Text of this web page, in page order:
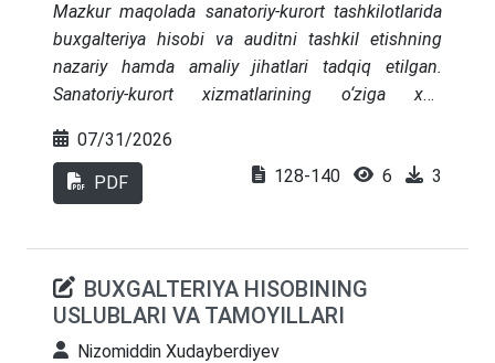
Mazkur maqolada sanatoriy-kurort tashkilotlarida
buxgalteriya hisobi va auditni tashkil etishning
nazariy hamda amaliy jihatlari tadqiq etilgan.
Sanatoriy-kurort xizmatlarining o‘ziga xos
yuritish, xizmatlar tannarxini shakllantirish hamda
moliyaviy hisobotlarni tuzish masalalari tahlil
qilingan. Shuningdek, ichki nazorat va audit
boshqaruv qarorlarini qabul qilishda ishonchli
hisob axborotidan samarali foydalanish bo‘yicha
ilmiy-amaliy takliflar ishlab chiqilgan.
07/31/2026
PDF 128-140 6 3
BUXGALTERIYA HISOBINING
USLUBLARI VA TAMOYILLARI
Nizomiddin Xudayberdiyev